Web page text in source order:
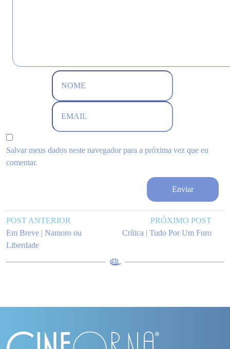
Salvar meus dados neste navegador para a próxima vez que eu
comentar.
POST ANTERIOR
Em Breve | Namoro ou
Liberdade
PRÓXIMO POST
Crítica | Tudo Por Um Furo